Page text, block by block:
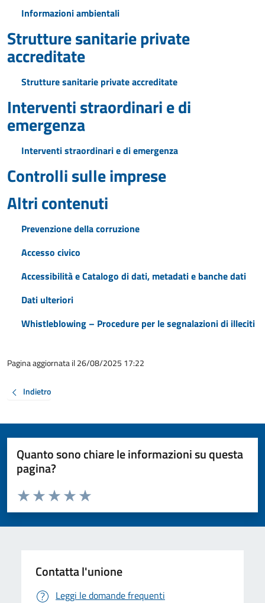
Informazioni ambientali
Strutture sanitarie private
accreditate
Strutture sanitarie private accreditate
Interventi straordinari e di
emergenza
Interventi straordinari e di emergenza
Controlli sulle imprese
Altri contenuti
Prevenzione della corruzione
Accesso civico
Accessibilità e Catalogo di dati, metadati e banche dati
Dati ulteriori
Whistleblowing – Procedure per le segnalazioni di illeciti
Pagina aggiornata il 26/08/2025 17:22
Indietro
Quanto sono chiare le informazioni su questa
pagina?
Valuta da 1 a 5 stelle la pagina
Valuta 5 stelle su 5
Valuta 4 stelle su 5
Valuta 3 stelle su 5
Valuta 2 stelle su 5
Valuta 1 stelle su 5
Contatta l'unione
Leggi le domande frequenti